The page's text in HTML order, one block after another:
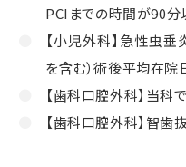
PCIまでの時間が90
【小児外科】急性虫
を含む）術後平均在院
【歯科口腔外科】当
【歯科口腔外科】智